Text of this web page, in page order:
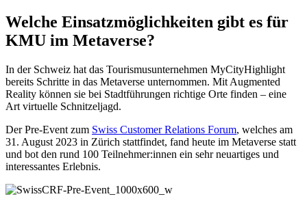
Welche Einsatzmöglichkeiten gibt es für
KMU im Metaverse?
In der Schweiz hat das Tourismusunternehmen MyCityHighlight
bereits Schritte in das Metaverse unternommen. Mit Augmented
Reality können sie bei Stadtführungen richtige Orte finden – eine
Art virtuelle Schnitzeljagd.
Der Pre-Event zum Swiss Customer Relations Forum, welches am
31. August 2023 in Zürich stattfindet, fand heute im Metaverse statt
und bot den rund 100 Teilnehmer:innen ein sehr neuartiges und
interessantes Erlebnis.